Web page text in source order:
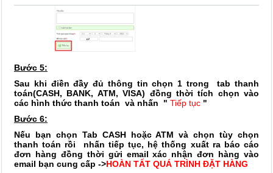
Bước 5:
Sau khi điền đầy đủ thông tin chọn 1 trong tab thanh
toán(CASH, BANK, ATM, VISA) đồng thời tích chọn vào
các hình thức thanh toán và nhấn
" Tiếp tục "
Bước 6:
Nếu bạn chọn Tab CASH hoặc ATM và chọn tùy chọn
thanh toán rồi nhấn tiếp tục, hệ thống xuất ra báo cáo
đơn hàng đồng thời gửi email xác nhận đơn hàng vào
email bạn cung cấp ->HOÀN TẤT QUÁ TRÌNH ĐẶT HÀNG